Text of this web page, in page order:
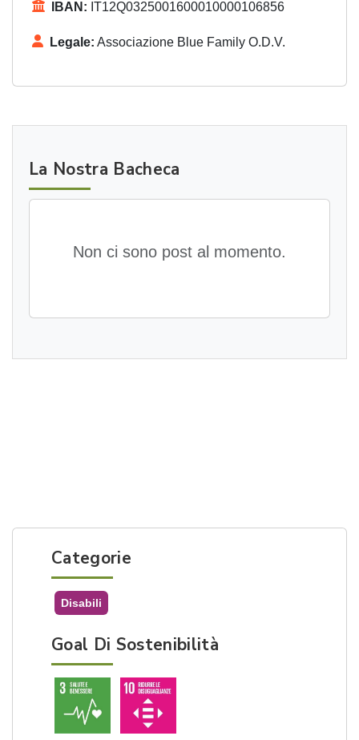
IBAN: IT12Q0325001600010000106856
Legale: Associazione Blue Family O.D.V.
La Nostra Bacheca
Non ci sono post al momento.
Categorie
Disabili
Goal Di Sostenibilità